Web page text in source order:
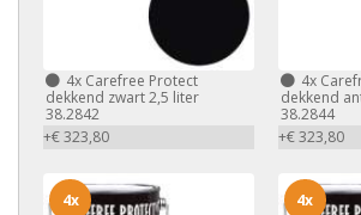
4x Carefree Protect
dekkend zwart 2,5 liter
38.2842
+€ 323,80
4x
dekkend
38.2844
+€ 323,80
4x 4x